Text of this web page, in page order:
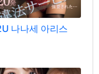
나나세 아리스